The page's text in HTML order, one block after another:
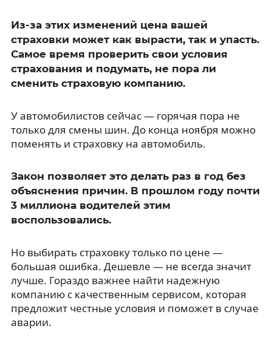
Из-за этих изменений цена вашей
страховки может как вырасти, так и упасть.
Самое время проверить свои условия
страхования и подумать, не пора ли
сменить страховую компанию.
У автомобилистов сейчас — горячая пора не
только для смены шин. До конца ноября можно
поменять и страховку на автомобиль.
Закон позволяет это делать раз в год без
объяснения причин. В прошлом году почти
3 миллиона водителей этим
воспользовались.
Но выбирать страховку только по цене —
большая ошибка. Дешевле — не всегда значит
лучше. Гораздо важнее найти надежную
компанию с качественным сервисом, которая
предложит честные условия и поможет в случае
аварии.